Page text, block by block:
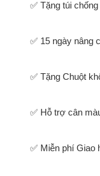
✅ Tặng túi
✅ 15 ngày nâng
✅ Tặng Chuột
✅ Hỗ trợ cân
✅ Miễn phí Giao